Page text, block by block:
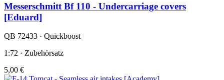
Messerschmitt Bf 110 - Undercarriage covers
[Eduard]
QB 72433 · Quickboost
1:72 · Zubehörsatz
5,00 €